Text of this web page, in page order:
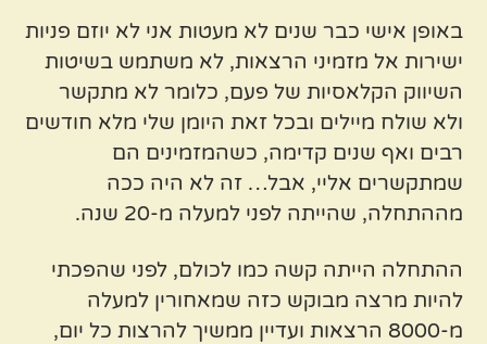
באופן אישי כבר שנים לא מעטות אני לא יוזם פניות
ישירות אל מזמיני הרצאות, לא משתמש בשיטות
השיווק הקלאסיות של פעם, כלומר לא מתקשר
ולא שולח מיילים ובכל זאת היומן שלי מלא חודשים
רבים ואף שנים קדימה, כשהמזמינים הם
שמתקשרים אליי, אבל… זה לא היה ככה
מההתחלה, שהייתה לפני למעלה מ-20 שנה.
ההתחלה הייתה קשה כמו לכולם, לפני שהפכתי
להיות מרצה מבוקש כזה שמאחורין למעלה
מ-8000 הרצאות ועדיין ממשיך להרצות כל יום,